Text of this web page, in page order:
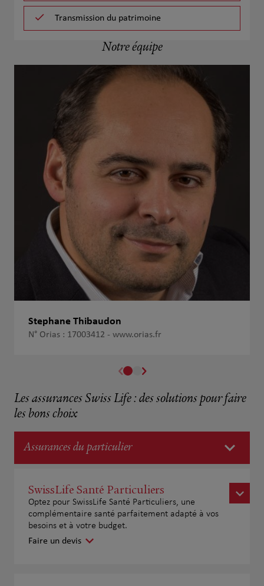
Transmission du patrimoine
Notre équipe
Stephane Thibaudon
N° Orias : 17003412 - www.orias.fr
Les assurances Swiss Life : des solutions pour faire
les bons choix
Assurances du particulier
SwissLife Santé Particuliers
Optez pour SwissLife Santé Particuliers, une
complémentaire santé parfaitement adapté à vos
besoins et à votre budget.
Faire un devis